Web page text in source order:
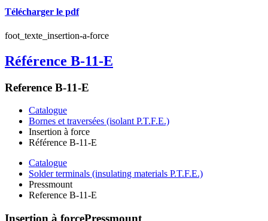
Télécharger le pdf
foot_texte_insertion-a-force
Référence B-11-E
Reference B-11-E
Catalogue
Bornes et traversées (isolant P.T.F.E.)
Insertion à force
Référence B-11-E
Catalogue
Solder terminals (insulating materials P.T.F.E.)
Pressmount
Reference B-11-E
Insertion à forcePressmount